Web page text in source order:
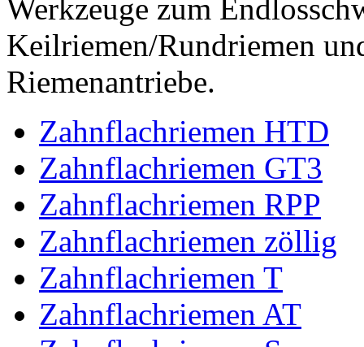
Werkzeuge zum
Keilriemen/Rundriemen
Riemenantriebe.
Zahnflachriemen HTD
Zahnflachriemen GT3
Zahnflachriemen RPP
Zahnflachriemen zöllig
Zahnflachriemen T
Zahnflachriemen AT